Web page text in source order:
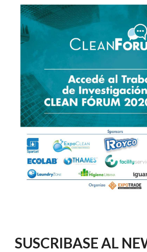
SUSCRIBASE AL